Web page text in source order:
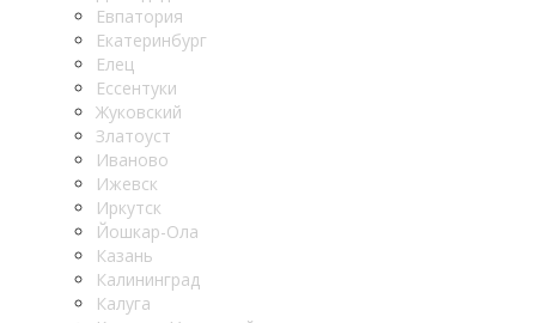
Евпатория
Екатеринбург
Елец
Ессентуки
Жуковский
Златоуст
Иваново
Ижевск
Иркутск
Йошкар-Ола
Казань
Калининград
Калуга